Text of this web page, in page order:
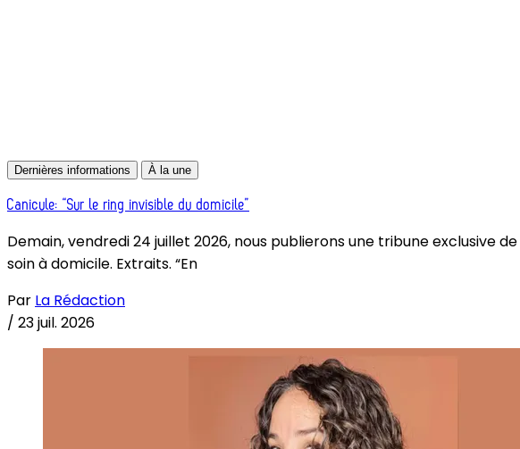
Dernières informations À la une
Canicule: “Sur le ring invisible du domicile”
Demain, vendredi 24 juillet 2026, nous publierons une tribune exclusive
soin à domicile. Extraits. “En
Par La Rédaction
/ 23 juil. 2026